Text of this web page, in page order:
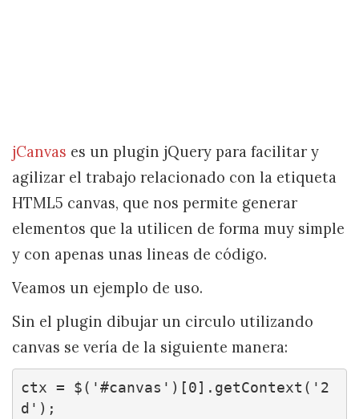
jCanvas es un plugin jQuery para facilitar y
agilizar el trabajo relacionado con la etiqueta
HTML5 canvas, que nos permite generar
elementos que la utilicen de forma muy simple
y con apenas unas lineas de código.
Veamos un ejemplo de uso.
Sin el plugin dibujar un circulo utilizando
canvas se vería de la siguiente manera:
ctx = $('#canvas')[0].getContext('2
d');